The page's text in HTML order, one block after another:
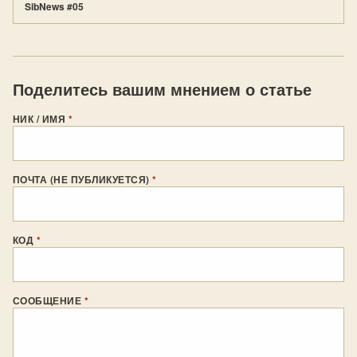
SibNews #05
Поделитесь вашим мнением о статье
НИК / ИМЯ *
ПОЧТА (НЕ ПУБЛИКУЕТСЯ)*
КОД *
СООБЩЕНИЕ *